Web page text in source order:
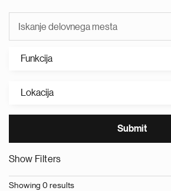
Funkcija
Lokacija
Show Filters
Showing 0 results